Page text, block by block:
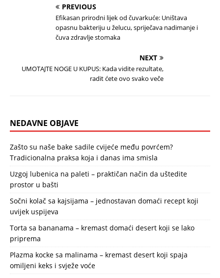
PREVIOUS
Efikasan prirodni lijek od čuvarkuće: Uništava
opasnu bakteriju u želucu, spriječava nadimanje i
čuva zdravlje stomaka
NEXT
UMOTAJTE NOGE U KUPUS: Kada vidite rezultate,
radit ćete ovo svako veče
NEDAVNE OBJAVE
Zašto su naše bake sadile cvijeće među povrćem?
Tradicionalna praksa koja i danas ima smisla
Uzgoj lubenica na paleti – praktičan način da uštedite
prostor u bašti
Sočni kolač sa kajsijama – jednostavan domaći recept koji
uvijek uspijeva
Torta sa bananama – kremast domaći desert koji se lako
priprema
Plazma kocke sa malinama – kremast desert koji spaja
omiljeni keks i svježe voće